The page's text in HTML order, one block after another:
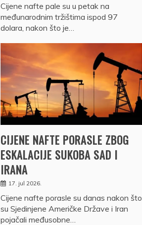
Cijene nafte pale su u petak na
međunarodnim tržištima ispod 97
dolara, nakon što je…
CIJENE NAFTE PORASLE ZBOG
ESKALACIJE SUKOBA SAD I
IRANA
17. jul 2026.
Cijene nafte porasle su danas nakon što
su Sjedinjene Američke Države i Iran
pojačali međusobne…